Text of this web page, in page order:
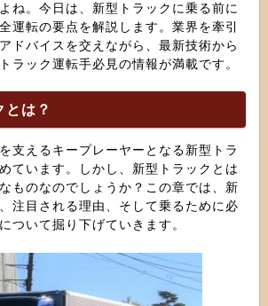
ね。今日は、新型トラックに乗る前に
運転の要点を解説します。業界を牽引
ドバイスを交えながら、最新技術から
ラック運転手必見の情報が満載です。
とは？
支えるキープレーヤーとなる新型トラ
ています。しかし、新型トラックとは
ものなのでしょうか？この章では、新
注目される理由、そして乗るために必
ついて掘り下げていきます。